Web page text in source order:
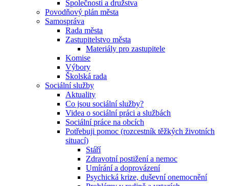
Společnosti a družstva
Povodňový plán města
Samospráva
Rada města
Zastupitelstvo města
Materiály pro zastupitele
Komise
Výbory
Školská rada
Sociální služby
Aktuality
Co jsou sociální služby?
Videa o sociální práci a službách
Sociální práce na obcích
Potřebuji pomoc (rozcestník těžkých životních
situací)
Stáří
Zdravotní postižení a nemoc
Umírání a doprovázení
Psychická krize, duševní onemocnění